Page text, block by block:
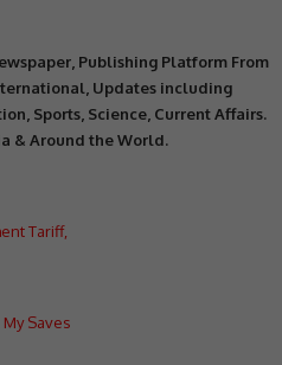
Publishing Platform From
Updates including
Sports, Science, Current Affairs.
& Around the World.
Tariff,
My Saves